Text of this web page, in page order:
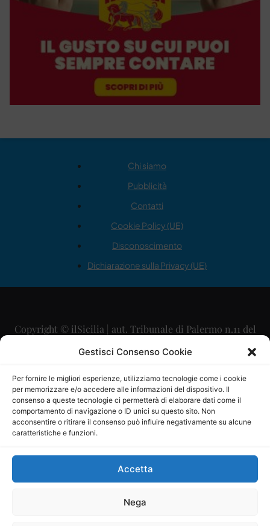
Gestisci Consenso Cookie
Per fornire le migliori esperienze, utilizziamo tecnologie come i cookie
per memorizzare e/o accedere alle informazioni del dispositivo. Il
consenso a queste tecnologie ci permetterà di elaborare dati come il
comportamento di navigazione o ID unici su questo sito. Non
acconsentire o ritirare il consenso può influire negativamente su alcune
caratteristiche e funzioni.
Accetta
Nega
Chi siamo
Pubblicità
Contatti
Cookie Policy (UE)
Disconoscimento
Dichiarazione sulla Privacy (UE)
Copyright © ilSicilia | aut. Tribunale di Palermo n.11 del
29/09/2015
Direttore Editoriale: Maurizio Scaglione
Direttore Responsabile: Maria Calabrese
P.IVA: 06334930820
Mercurio Comunicazione Società Cooperativa a r.l. è
iscritta al Registro degli Operatori di Comunicazione al